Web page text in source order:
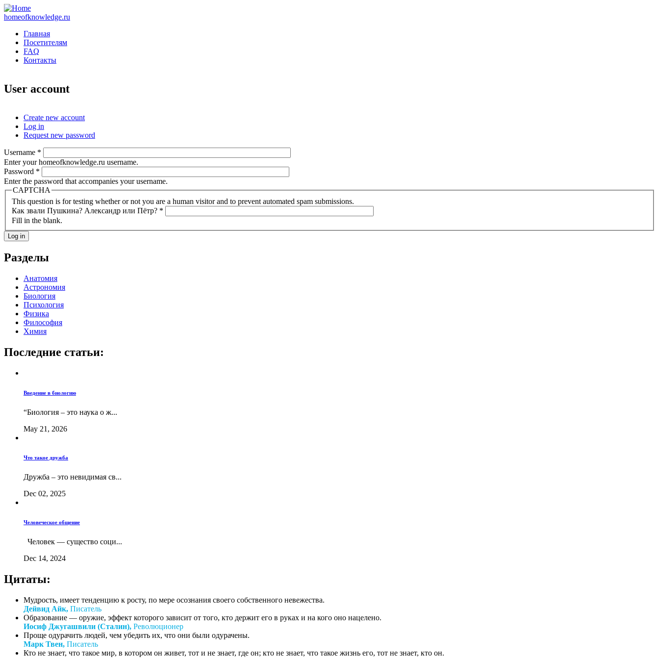
homeofknowledge.ru
Главная
Посетителям
FAQ
Контакты
User account
Primary tabs
Create new account
Log in
Request new password
Username *
Enter your homeofknowledge.ru username.
Password *
Enter the password that accompanies your username.
CAPTCHA
This question is for testing whether or not you are a human visitor and to prevent automated spam submissions.
Как звали Пушкина? Александр или Пётр? *
Fill in the blank.
Разделы
Анатомия
Астрономия
Биология
Психология
Физика
Философия
Химия
Последние статьи:
Введение в биологию
“Биология – это наука о ж...
May 21, 2026
Что такое дружба
Дружба – это невидимая св...
Dec 02, 2025
Человеческое общение
Человек — существо соци...
Dec 14, 2024
Цитаты:
Мудрость, имеет тенденцию к росту, по мере осознания своего собственного невежества.
Дейвид Айк, Писатель
Образование — оружие, эффект которого зависит от того, кто держит его в руках и на кого оно нацелено.
Иосиф Джугашвили (Сталин), Революционер
Проще одурачить людей, чем убедить их, что они были одурачены.
Марк Твен, Писатель
Кто не знает, что такое мир, в котором он живет, тот и не знает, где он; кто не знает, что такое жизнь его, тот не знает, кто он.